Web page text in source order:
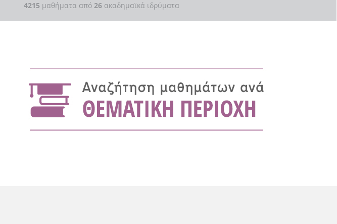
4215 μαθήματα από 26 ακαδημαϊκά ιδρύματα